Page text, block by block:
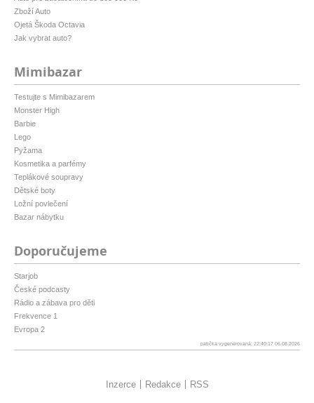
Zboží Auto
Ojetá Škoda Octavia
Jak vybrat auto?
Mimibazar
Testujte s Mimibazarem
Monster High
Barbie
Lego
Pyžama
Kosmetika a parfémy
Teplákové soupravy
Dětské boty
Ložní povlečení
Bazar nábytku
Doporučujeme
Starjob
České podcasty
Rádio a zábava pro děti
Frekvence 1
Evropa 2
patička vygenerovaná: 22:40:17 06.08.2026
Inzerce Redakce RSS